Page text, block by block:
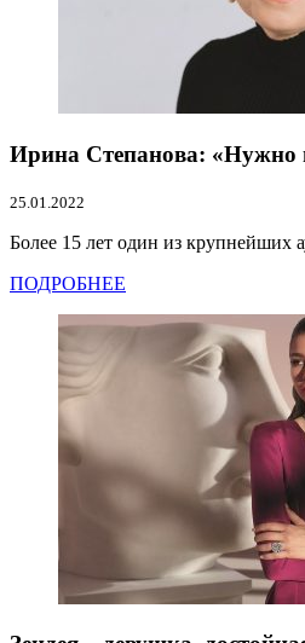
Ирина Степанова: «Нужно
25.01.2022
Более 15 лет один из крупнейших
ПОДРОБНЕЕ